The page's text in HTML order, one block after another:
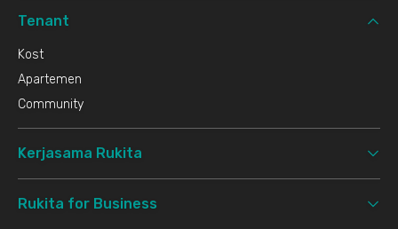
Tenant
Kost
Apartemen
Community
Kerjasama Rukita
Rukita for Business